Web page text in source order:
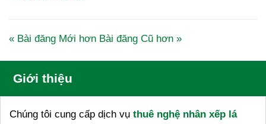
« Bài đăng Mới hơn Bài đăng Cũ hơn »
Giới thiệu
Chúng tôi cung cấp dịch vụ thuê nghệ nhân xếp lá